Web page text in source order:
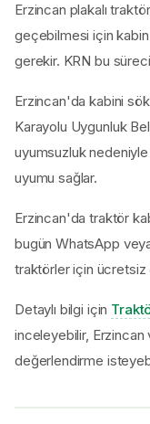
Erzincan plakalı
geçebilmesi için
gerekir. KRN bu
Erzincan'da kabini
Karayolu Uygunluk
uyumsuzluk
uyumu sağlar.
Erzincan'da traktör
bugün WhatsApp
traktörler için ücretsiz
Detaylı bilgi için
inceleyebilir,
değerlendirme